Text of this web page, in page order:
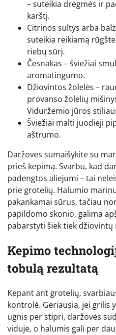
– suteikia drėgmės ir
karštį.
Citrinos sultys arba
suteikia reikiamą
riebų sūrį.
Česnakas – šviežiai
aromatingumo.
Džiovintos žolelės –
provanso žolelių
Viduržemio jūros
Šviežiai malti juodieji
aštrumo.
Daržoves sumaišykite su
prieš kepimą. Svarbu, kad
padengtos aliejumi – tai
prie grotelių. Halumio
pakankamai sūrus, tačiau
papildomo skonio, galima
pabarstyti šiek tiek
Kepimo
tobulą rezultatą
Kepant ant grotelių,
kontrolė. Geriausia, jei grilis
ugnis per stipri, daržovės
viduje, o halumis gali per